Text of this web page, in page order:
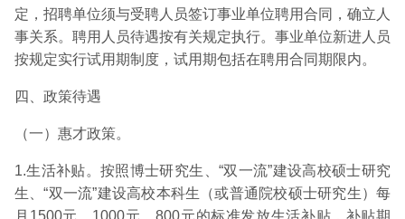
定，招聘单位须与受聘人员签订事业单位聘用合同，确立人
事关系。聘用人员待遇按有关规定执行。事业单位新进人员
按规定实行试用期制度，试用期包括在聘用合同期限内。
四、政策待遇
（一）惠才政策。
1.生活补贴。按照博士研究生、“双一流”建设高校硕士研究
生、“双一流”建设高校本科生（或普通院校硕士研究生）每
月1500元、1000元、800元的标准发放生活补贴，补贴期